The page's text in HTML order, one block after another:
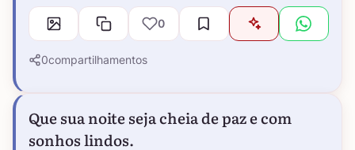
0
0compartilhamentos
Que sua noite seja cheia de paz e com
sonhos lindos.